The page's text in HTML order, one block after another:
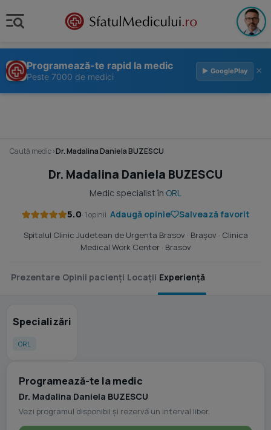
Programează-te rapid la medic
Peste 7000 de medici
▶ GooglePlay ×
Caută medic›Dr. Madalina Daniela BUZESCU
Dr. Madalina Daniela BUZESCU
Medic specialist în ORL
5.0· 1 opinii Adaugă opinie Salvează favorit
Spitalul Clinic Judetean de Urgenta Brasov · Braşov · Clinica
Medical Work Center· Brasov
Prezentare Opinii pacienți Locații Experiență
Specializări
ORL
Programează-te la medic
Dr. Madalina Daniela BUZESCU
Vezi programul disponibil și rezervă un interval liber.